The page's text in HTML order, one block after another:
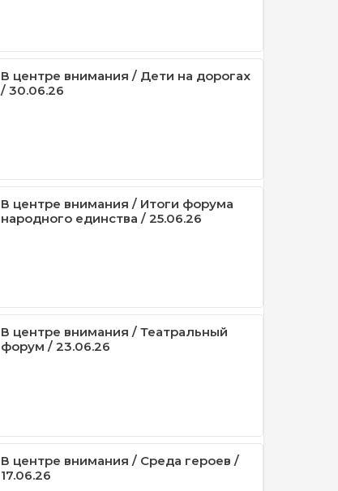
В центре внимания / Дети на дорогах
/ 30.06.26
В центре внимания / Итоги форума
народного единства / 25.06.26
В центре внимания / Театральный
форум / 23.06.26
В центре внимания / Среда героев /
17.06.26